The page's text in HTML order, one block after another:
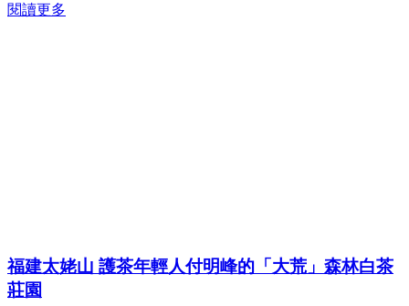
閱讀更多
福建太姥山 護茶年輕人付明峰的「大荒」森林白茶
莊園